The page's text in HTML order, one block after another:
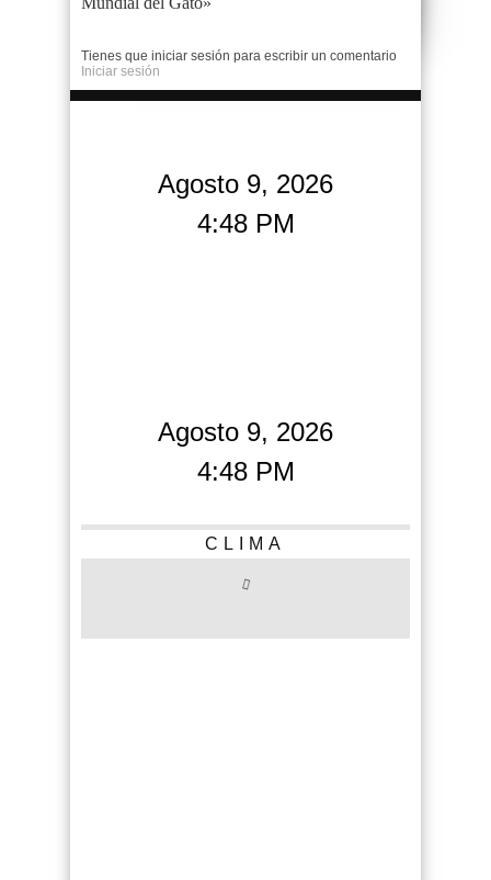
Tienes que iniciar sesión para escribir un comentario
Iniciar sesión
Agosto 9, 2026
4:48 PM
Agosto 9, 2026
4:48 PM
CLIMA